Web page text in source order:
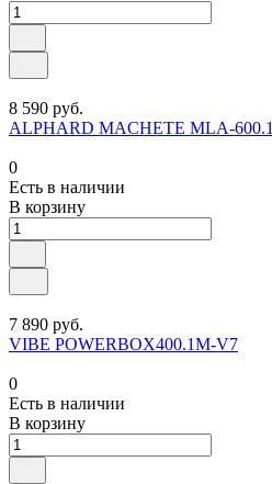
8 590 руб.
ALPHARD MACHETE MLA-600.1
0
Есть в наличии
В корзину
7 890 руб.
VIBE POWERBOX400.1M-V7
0
Есть в наличии
В корзину